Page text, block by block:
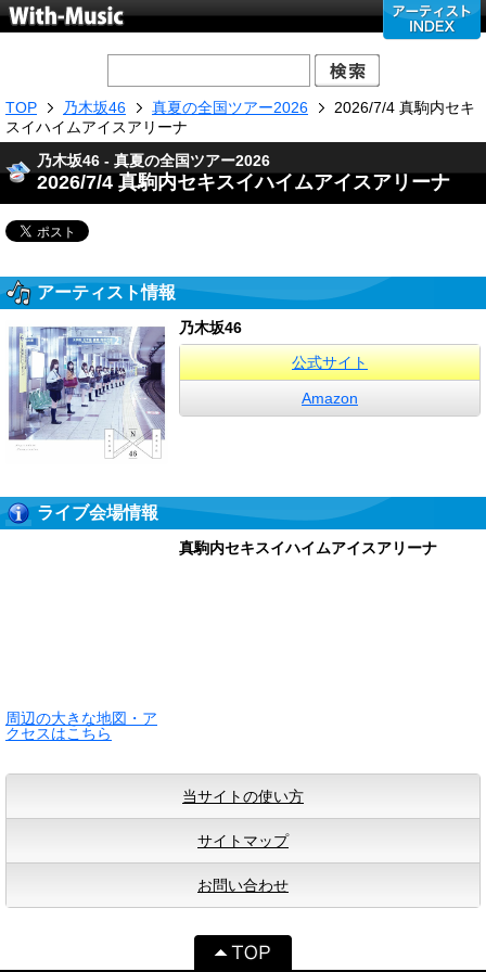
TOP 乃木坂46 真夏の全国ツアー2026
2026/7/4 真駒内セキ
スイハイムアイスアリーナ
乃木坂46 - 真夏の全国ツアー2026
2026/7/4 真駒内セキスイハイムアイスアリーナ
アーティスト情報
乃木坂46
公式サイト
Amazon
ライブ会場情報
周辺の大きな地図・ア
クセスはこちら
真駒内セキスイハイムアイスアリーナ
当サイトの使い方
サイトマップ
お問い合わせ